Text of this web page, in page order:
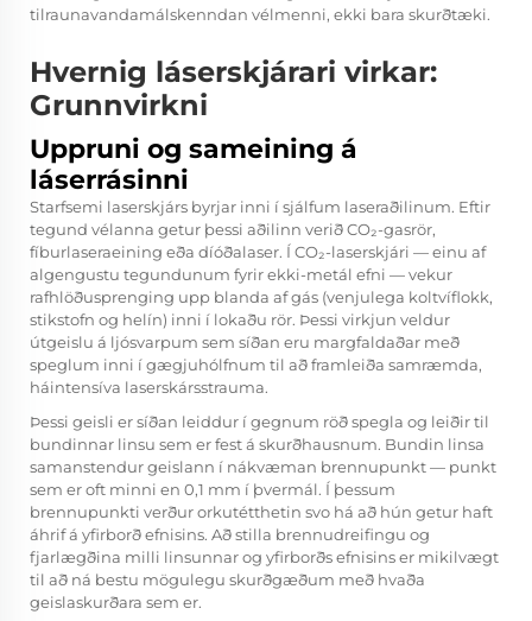
tilraunavandamálskenndan vélmenni, ekki bara skurðtæki.
Hvernig láserskjárari virkar:
Grunnvirkni
Uppruni og sameining á
láserrásinni
Starfsemi laserskjárs byrjar inni í sjálfum laseraðilinum. Eftir
tegund vélanna getur þessi aðilinn verið CO₂-gasrör,
fíburlaseraeining eða díóðalaser. Í CO₂-laserskjári — einu af
algengustu tegundunum fyrir ekki-metál efni — vekur
rafhlöðusprenging upp blanda af gás (venjulega koltvíflokk,
stikstofn og helín) inni í lokaðu rör. Þessi virkjun veldur
útgeislu á ljósvarpum sem síðan eru margfaldaðar með
speglum inni í gægjuhólfnum til að framleiða samræmda,
háintensíva laserskársstrauma.
Þessi geisli er síðan leiddur í gegnum röð spegla og leiðir til
bundinnar linsu sem er fest á skurðhausnum. Bundin linsa
samanstendur geislann í nákvæman brennupunkt — punkt
sem er oft minni en 0,1 mm í þvermál. Í þessum
brennupunkti verður orkutétthetin svo há að hún getur haft
áhrif á yfirborð efnisins. Að stilla brennudreifingu og
fjarlægðina milli linsunnar og yfirborðs efnisins er mikilvægt
til að ná bestu mögulegu skurðgæðum með hvaða
geislaskurðara sem er.